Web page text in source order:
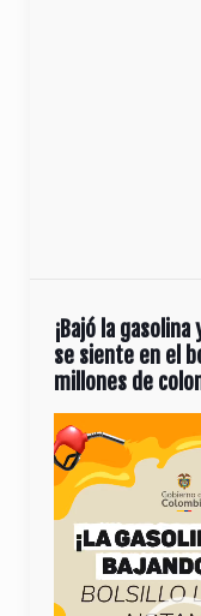
¡Bajó la gasolina
se siente en el
millones de
Reproductor
de
vídeo